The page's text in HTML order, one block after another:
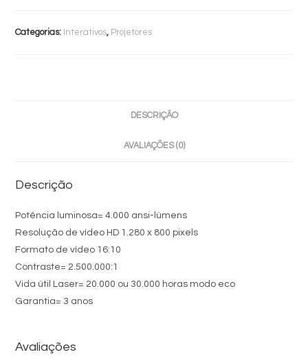
Categorias: Interativos, Projetores
DESCRIÇÃO
AVALIAÇÕES (0)
Descrição
Potência luminosa= 4.000 ansi-lúmens
Resolução de vídeo HD 1.280 x 800 pixels
Formato de vídeo 16:10
Contraste= 2.500.000:1
Vida útil Laser= 20.000 ou 30.000 horas modo eco
Garantia= 3 anos
Avaliações